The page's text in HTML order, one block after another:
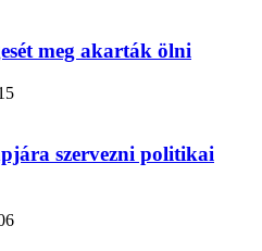
meg akarták ölni
szervezni politikai